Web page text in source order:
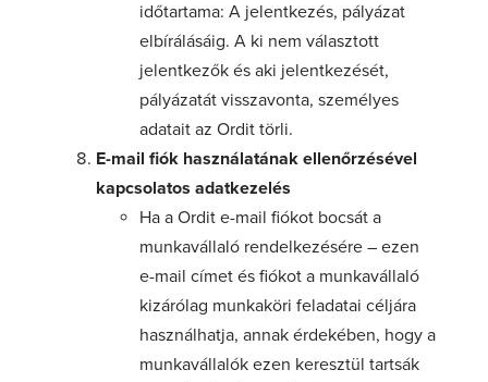
időtartama: A jelentkezés, pályázat
elbírálásáig. A ki nem választott
jelentkezők és aki jelentkezését,
pályázatát visszavonta, személyes
adatait az Ordit törli.
E-mail fiók használatának ellenőrzésével
kapcsolatos adatkezelés
Ha a Ordit e-mail fiókot bocsát a
munkavállaló rendelkezésére – ezen
e-mail címet és fiókot a munkavállaló
kizárólag munkaköri feladatai céljára
használhatja, annak érdekében, hogy a
munkavállalók ezen keresztül tartsák